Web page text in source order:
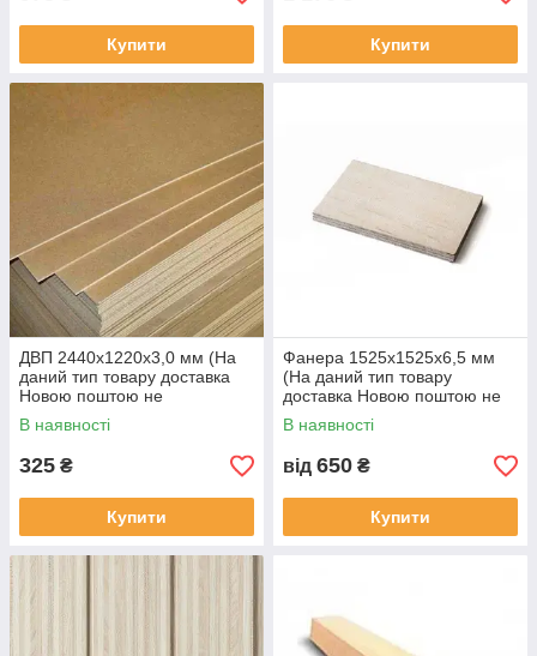
Купити Купити
ДВП 2440х1220х3,0 мм (На
даний тип товару доставка
Новою поштою не
здійснюється)
В наявності
325 ₴
Купити
Фанера 1525х1525х6,5 мм
(На даний тип товару
доставка Новою поштою не
здійснюється)
В наявності
від 650 ₴
Купити